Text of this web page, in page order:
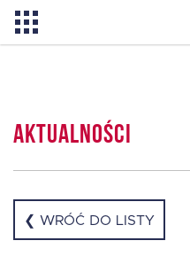
Dlaczego TISE?
Aktualności
❮ WRÓĆ DO LISTY